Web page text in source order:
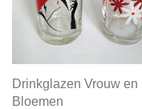
Drinkglazen Vrouw en
Bloemen